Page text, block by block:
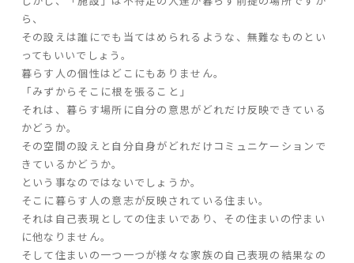
暮らしの器
ら、
その設えは誰にでも当てはめられるような、無難なものとい
ってもいいでしょう。
暮らす人の個性はどこにもありません。
「みずからそこに根を張ること」
それは、暮らす場所に自分の意思がどれだけ反映できている
かどうか。
その空間の設えと自分自身がどれだけコミュニケーションで
きているかどうか。
という事なのではないでしょうか。
そこに暮らす人の意志が反映されている住まい。
それは自己表現としての住まいであり、その住まいの佇まい
に他なりません。
そして住まいの一つ一つが様々な家族の自己表現の結果なの